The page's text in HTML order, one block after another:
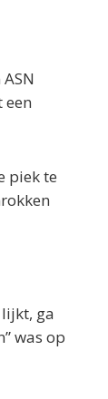
een
piek te
ga
was op